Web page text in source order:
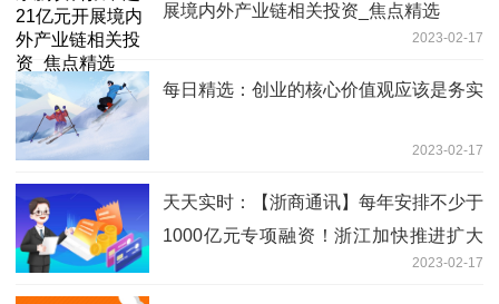
展境内外产业链相关投资_焦点精选
2023-02-17
每日精选：创业的核心价值观应该是务实
2023-02-17
天天实时：【浙商通讯】每年安排不少于
1000亿元专项融资！浙江加快推进扩大
2023-02-17